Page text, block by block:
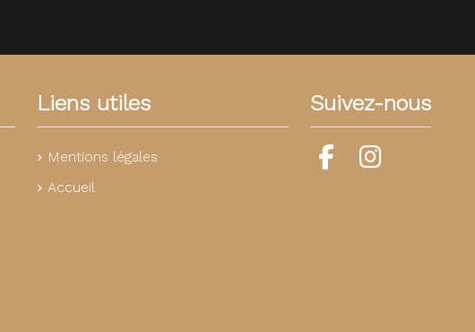
Liens utiles
Mentions légales
Accueil
Suivez-nous